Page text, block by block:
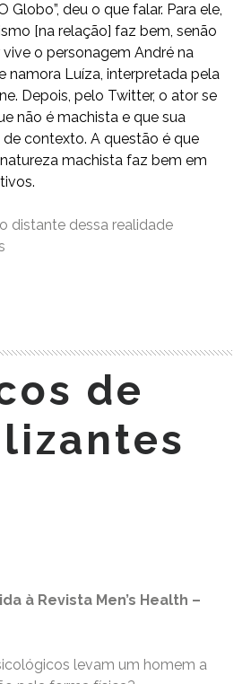
Globo”, deu o que falar. Para ele,
[na relação] faz bem, senão
vive o personagem André na
namora Luíza, interpretada pela
Depois, pelo Twitter, o ator se
não é machista e que sua
contexto. A questão é que
machista faz bem em
distante dessa realidade
de
à Revista Men’s Health –
levam um homem a